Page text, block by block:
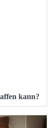
kann?